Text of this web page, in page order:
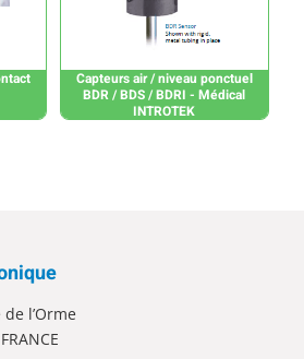
Capteurs air / niveau ponctuel
BDR / BDS / BDRI - Médical
INTROTEK
de l’Orme